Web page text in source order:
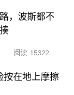
，波斯都不
阅读 15322
按在地上摩擦